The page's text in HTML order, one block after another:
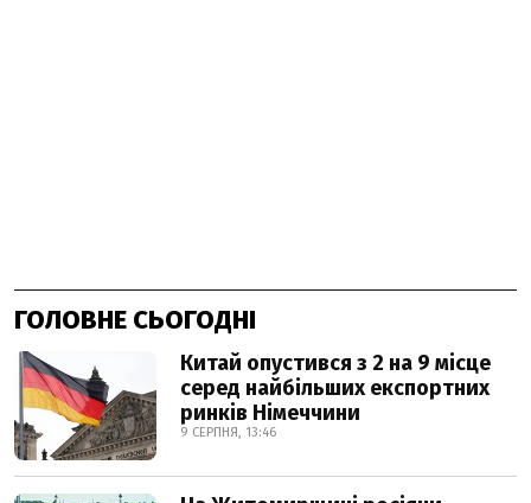
ГОЛОВНЕ СЬОГОДНІ
Китай опустився з 2 на 9 місце
серед найбільших експортних
ринків Німеччини
9 СЕРПНЯ, 13:46